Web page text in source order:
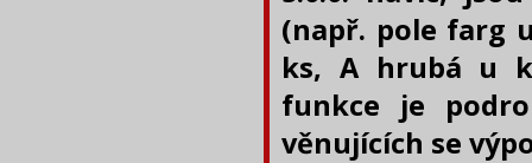
(např. pole farg
ks, A hrubá u
funkce je
věnujících se